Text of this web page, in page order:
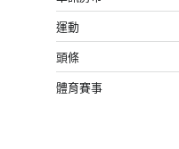
運動
頭條
體育賽事